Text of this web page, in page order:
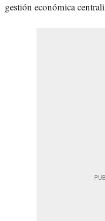
gestión económica